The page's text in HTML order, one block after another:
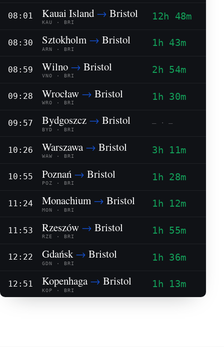
08:01 Kauai Island → Bristol
KAU · BRI
12h 48m
08:30 Sztokholm → Bristol
ARN · BRI
1h 43m
08:59 Wilno → Bristol
VNO · BRI
2h 54m
09:28 Wrocław → Bristol
WRO · BRI
1h 30m
09:57 Bydgoszcz → Bristol
BYD · BRI
— · —
10:26 Warszawa → Bristol
WAW · BRI
3h 11m
10:55 Poznań → Bristol
POZ · BRI
1h 28m
11:24 Monachium → Bristol
MON · BRI
1h 12m
11:53 Rzeszów → Bristol
RZE · BRI
1h 55m
12:22 Gdańsk→ Bristol
GDN · BRI
1h 36m
12:51 Kopenhaga → Bristol
KOP · BRI
1h 13m